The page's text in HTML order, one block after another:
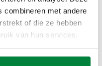
combineren met andere
of die ze hebben
van hun services.
geledigd.
zo hoog en het gaat om
aan de installatie
zijn voorzien van